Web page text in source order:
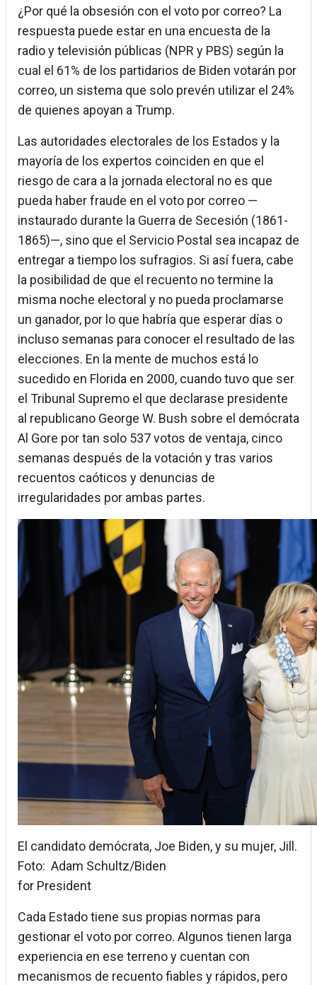
¿Por qué la obsesión con el voto por correo? La
respuesta puede estar en una encuesta de la
radio y televisión públicas (NPR y PBS) según la
cual el 61% de los partidarios de Biden votarán por
correo, un sistema que solo prevén utilizar el 24%
de quienes apoyan a Trump.
Las autoridades electorales de los Estados y la
mayoría de los expertos coinciden en que el
riesgo de cara a la jornada electoral no es que
pueda haber fraude en el voto por correo —
instaurado durante la Guerra de Secesión (1861-
1865)—, sino que el Servicio Postal sea incapaz de
entregar a tiempo los sufragios. Si así fuera, cabe
la posibilidad de que el recuento no termine la
misma noche electoral y no pueda proclamarse
un ganador, por lo que habría que esperar días o
incluso semanas para conocer el resultado de las
elecciones. En la mente de muchos está lo
sucedido en Florida en 2000, cuando tuvo que ser
el Tribunal Supremo el que declarase presidente
al republicano George W. Bush sobre el demócrata
Al Gore por tan solo 537 votos de ventaja, cinco
semanas después de la votación y tras varios
recuentos caóticos y denuncias de
irregularidades por ambas partes.
El candidato demócrata, Joe Biden, y su mujer, Jill.
Foto: Adam Schultz/Biden
for President
Cada Estado tiene sus propias normas para
gestionar el voto por correo. Algunos tienen larga
experiencia en ese terreno y cuentan con
mecanismos de recuento fiables y rápidos, pero